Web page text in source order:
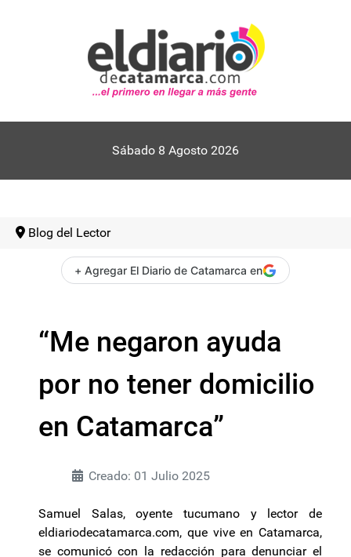
Sábado 8 Agosto 2026
Blog del Lector
+ Agregar El Diario de Catamarca en
“Me negaron ayuda
por no tener domicilio
en Catamarca”
Creado: 01 Julio 2025
Samuel Salas, oyente tucumano y lector de
eldiariodecatamarca.com, que vive en Catamarca,
se comunicó con la redacción para denunciar el